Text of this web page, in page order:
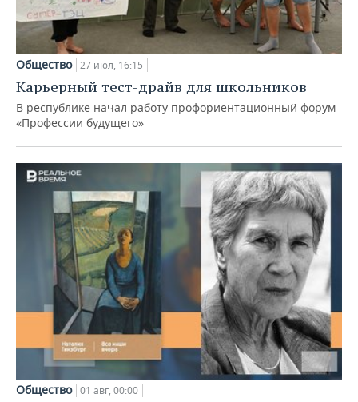
Общество 27 июл, 16:15
Карьерный тест-драйв для школьников
В республике начал работу профориентационный форум
«Профессии будущего»
Общество 01 авг, 00:00